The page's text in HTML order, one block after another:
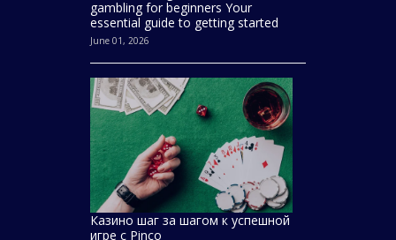
gambling for beginners Your
essential guide to getting started
June 01, 2026
Казино шаг за шагом к успешной
игре с Pinco